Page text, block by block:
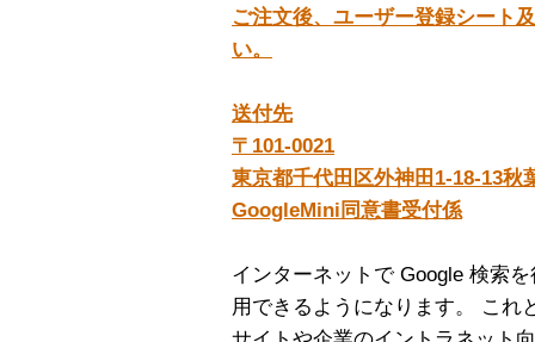
ご注文後、ユーザー登録シート
い。
送付先
〒101-0021
東京都千代田区外神田1-18-13秋
GoogleMini同意書受付係
インターネットで Google 検索
用できるようになります。 これ